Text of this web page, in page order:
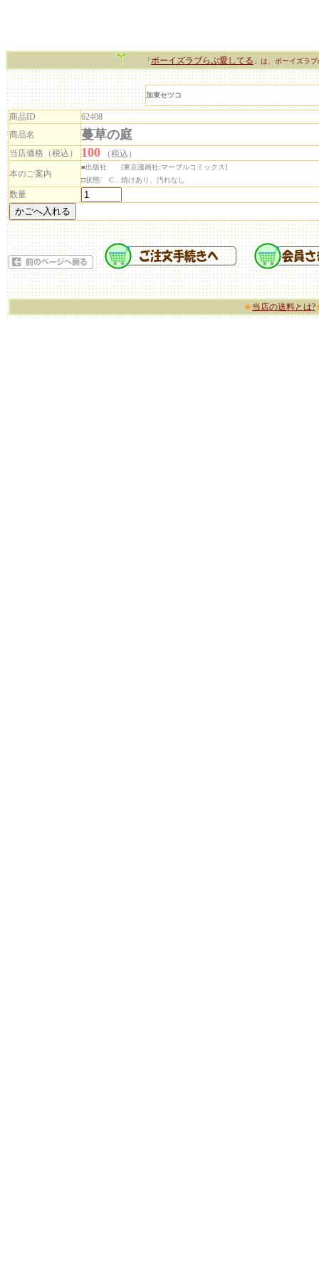
「ボーイズラブらぶ愛してる 」は、ボーイズラ
加東セツコ
商品ID
62408
商品名
蔓草の庭
当店価格（税込） 100
（税込）
本のご案内
■出版社 [東京漫画社:マーブルコミックス]
□状態/ C…焼けあり、汚れなし
数量
★当店の送料とは?